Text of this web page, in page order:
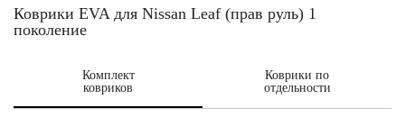
Коврики EVA для Nissan Leaf (прав руль) 1
поколение
Комплект
ковриков
Коврики по
отдельности